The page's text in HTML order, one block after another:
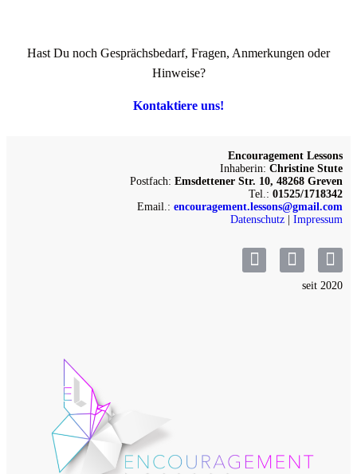
Hast Du noch Gesprächsbedarf, Fragen, Anmerkungen oder
Hinweise?
Kontaktiere uns!
Encouragement Lessons
Inhaberin: Christine Stute
Postfach: Emsdettener Str. 10, 48268 Greven
Tel.: 01525/1718342
Email.: encouragement.lessons@gmail.com
Datenschutz
Impressum
seit 2020